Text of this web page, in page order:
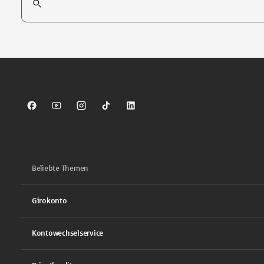
Sparkasse auf Facebook
Sparkasse auf Youtube
Sparkasse auf Instagram
Sparkasse auf TikTok
Sparkasse auf LinkedIn
Beliebte Themen
Girokonto
Kontowechselservice